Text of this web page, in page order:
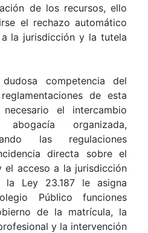
de los recursos, ello
el rechazo automático
la jurisdicción y la tutela
competencia del
de esta
el intercambio
organizada,
las regulaciones
directa sobre el
el acceso a la jurisdicción
Ley 23.187 le asigna
Público funciones
de la matrícula, la
y la intervención